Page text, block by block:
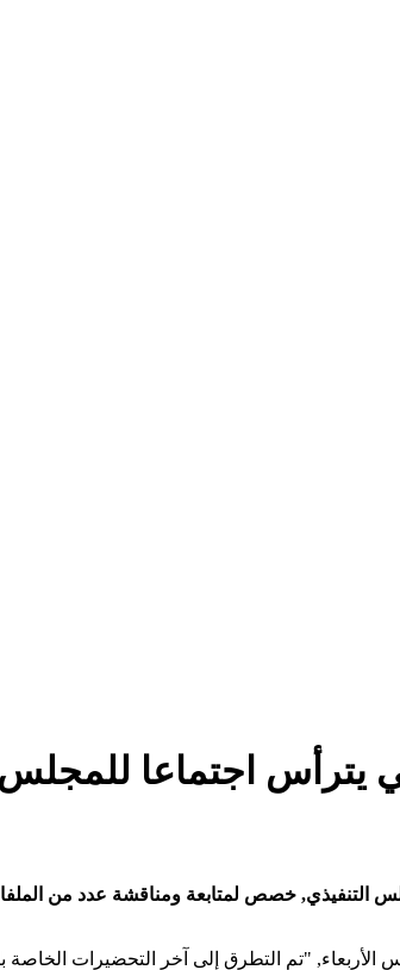
يترأس اجتماعا للمجلس
التنفيذي, خصص لمتابعة ومناقشة عدد من
"تم التطرق إلى آخر التحضيرات الخاصة